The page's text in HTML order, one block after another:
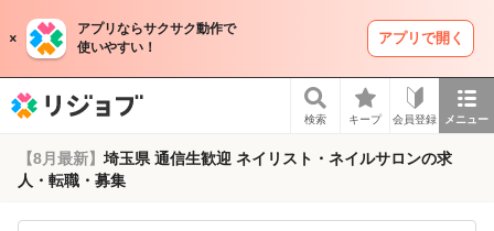
アプリならサクサク動作で
使いやすい！
アプリで開く
検索 キープ 会員登録 メニュー
【8月最新】 埼玉県 通信生歓迎 ネイリスト・ネイルサロンの求
人・転職・募集